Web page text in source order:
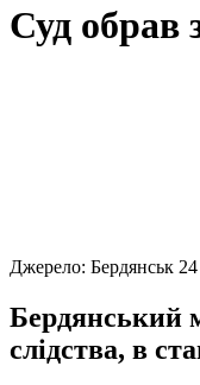
Суд обрав
Джерело: Бердянськ 24
Бердянський
слідства, в